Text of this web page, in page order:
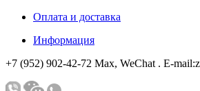
Оплата и доставка
Информация
+7 (952) 902-42-72 Мах, WeChat . E-